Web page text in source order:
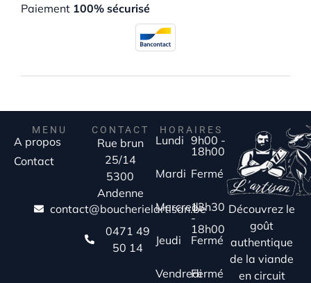
Paiement 100% sécurisé
Découvrez le
goût
authentique
de la viande
en circuit
HORAIRES
Lundi 9h00 -
18h00
Mardi Fermé
Mercredi13h30
-
18h00
Jeudi
Fermé
VendrediFermé
MENU
A propos
Contact
CONTACT
Rue brun
25/14
5300
Andenne
contact@boucherielartisan.be
0471 49
50 14